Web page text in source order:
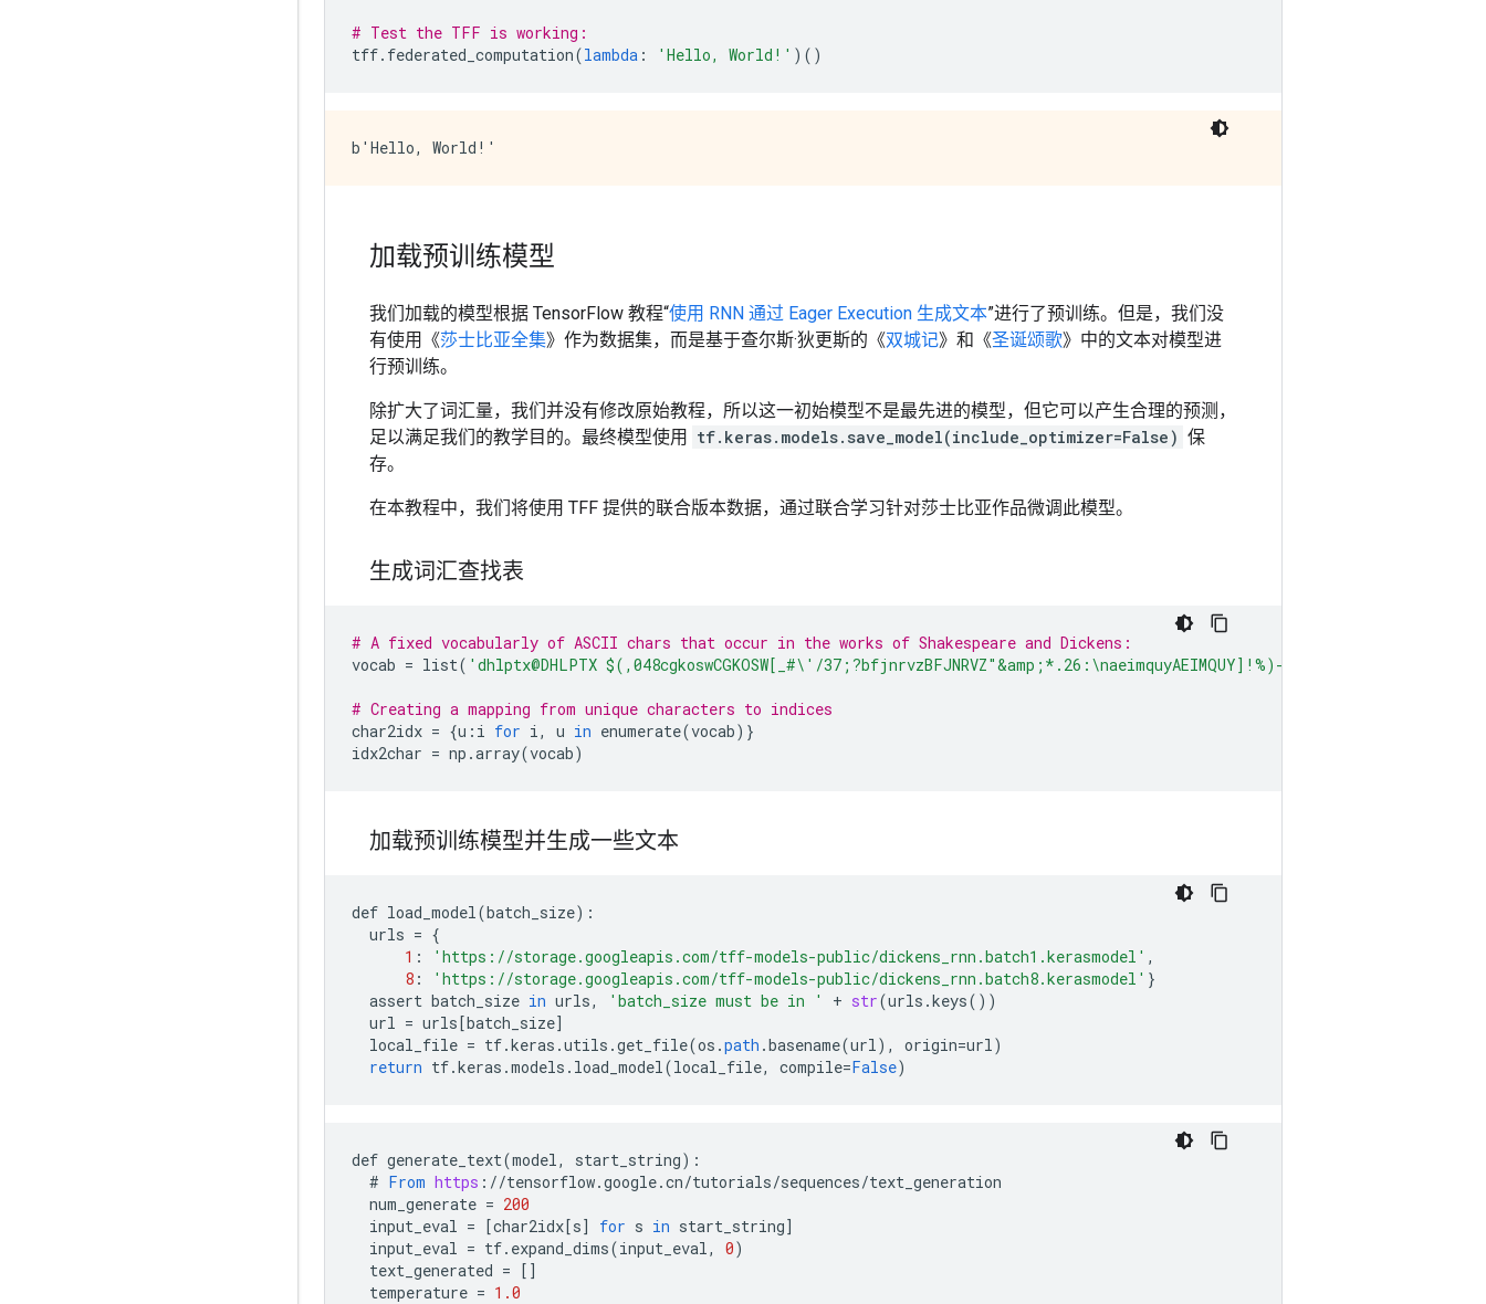
# Test the TFF is working:
tff. federated_computation(lambda : 'Hello, World!' )()
加载预训练模型
我们加载的模型根据 TensorFlow 教程“使用 RNN 通过 Eager Execution 生成文本”进行了预训练。但是，我们没
有使用《莎士比亚全集》作为数据集，而是基于查尔斯·狄更斯的《双城记》和《圣诞颂歌》中的文本对模型进
行预训练。
除扩大了词汇量，我们并没有修改原始教程，所以这一初始模型不是最先进的模型，但它可以产生合理的预测，
足以满足我们的教学目的。最终模型使用
tf.keras.models.save_model(include_optimizer=False) 保
存。
在本教程中，我们将使用 TFF 提供的联合版本数据，通过联合学习针对莎士比亚作品微调此模型。
生成词汇查找表
# A fixed vocabularly of ASCII chars that occur in the works of Shakespeare and Dickens:
vocab = list( 'dhlptx@DHLPTX $(,048cgkoswCGKOSW[_#\' /37;?bfjnrvzBFJNRVZ"&amp;*.26: \naeimquyAEIMQUY]!%)-159
# Creating a mapping from unique characters to indices
char2idx = {u : i for i, u in enumerate(vocab)}
idx2char = np .array(vocab)
加载预训练模型并生成一些文本
def load_model(batch_size) :
urls = {
1 : 'https://storage.googleapis.com/tff-models-public/dickens_rnn.batch1.kerasmodel' ,
8 : 'https://storage.googleapis.com/tff-models-public/dickens_rnn.batch8.kerasmodel' }
assert batch_size in urls, 'batch_size must be in ' + str(urls .keys())
url = urls[batch_size]
local_file = tf.keras .utils .get_file(os .path .basename(url), origin=url)
return tf.keras .models . load_model(local_file, compile=False)
def generate_text(model, start_string) :
# From https : //tensorflow.google.cn/tutorials/sequences/text_generation
num_generate = 200
input_eval = [char2idx[s] for s in start_string]
input_eval = tf. expand_dims(input_eval, 0)
text_generated = []
temperature = 1.0